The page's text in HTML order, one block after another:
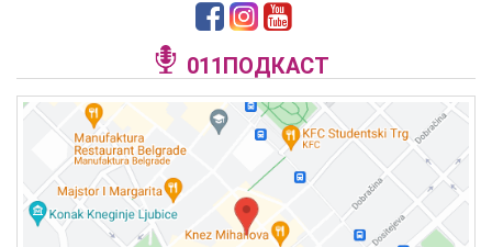
011ПОДКАСТ